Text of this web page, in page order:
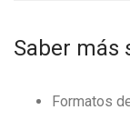
Saber más
Formatos